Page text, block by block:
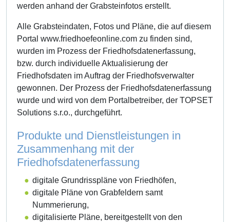
werden anhand der Grabsteinfotos erstellt.
Alle Grabsteindaten, Fotos und Pläne, die auf diesem
Portal www.friedhoefeonline.com zu finden sind,
wurden im Prozess der Friedhofsdatenerfassung,
bzw. durch individuelle Aktualisierung der
Friedhofsdaten im Auftrag der Friedhofsverwalter
gewonnen. Der Prozess der Friedhofsdatenerfassung
wurde und wird von dem Portalbetreiber, der TOPSET
Solutions s.r.o., durchgeführt.
Produkte und Dienstleistungen in
Zusammenhang mit der
Friedhofsdatenerfassung
digitale Grundrisspläne von Friedhöfen,
digitale Pläne von Grabfeldern samt
Nummerierung,
digitalisierte Pläne, bereitgestellt von den